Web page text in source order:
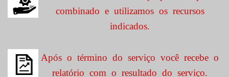
combinado e utilizamos os recursos
indicados.
Após o término do serviço você recebe o
relatório com o resultado do serviço.